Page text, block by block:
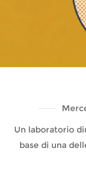
Un laboratorio
base di una